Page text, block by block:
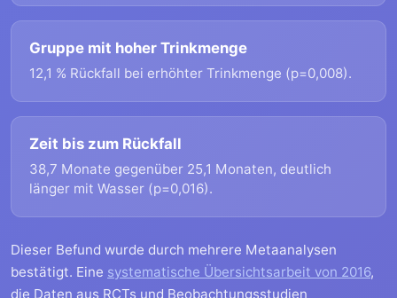
Gruppe mit hoher Trinkmenge
12,1 % Rückfall bei erhöhter Trinkmenge (p=0,008).
Zeit bis zum Rückfall
38,7 Monate gegenüber 25,1 Monaten, deutlich
länger mit Wasser (p=0,016).
Dieser Befund wurde durch mehrere Metaanalysen
bestätigt. Eine systematische Übersichtsarbeit von 2016,
die Daten aus RCTs und Beobachtungsstudien